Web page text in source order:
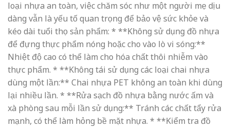
loại nhựa an toàn, việc chăm sóc như một người mẹ dịu
dàng vẫn là yếu tố quan trọng để bảo vệ sức khỏe và
kéo dài tuổi thọ sản phẩm: * **Không sử dụng đồ nhựa
để đựng thực phẩm nóng hoặc cho vào lò vi sóng:**
Nhiệt độ cao có thể làm cho hóa chất thôi nhiễm vào
thực phẩm. * **Không tái sử dụng các loại chai nhựa
dùng một lần:** Chai nhựa PET không an toàn khi dùng
lại nhiều lần. * **Rửa sạch đồ nhựa bằng nước ấm và
xà phòng sau mỗi lần sử dụng:** Tránh các chất tẩy rửa
mạnh, có thể làm hỏng bề mặt nhựa. * **Kiểm tra đồ